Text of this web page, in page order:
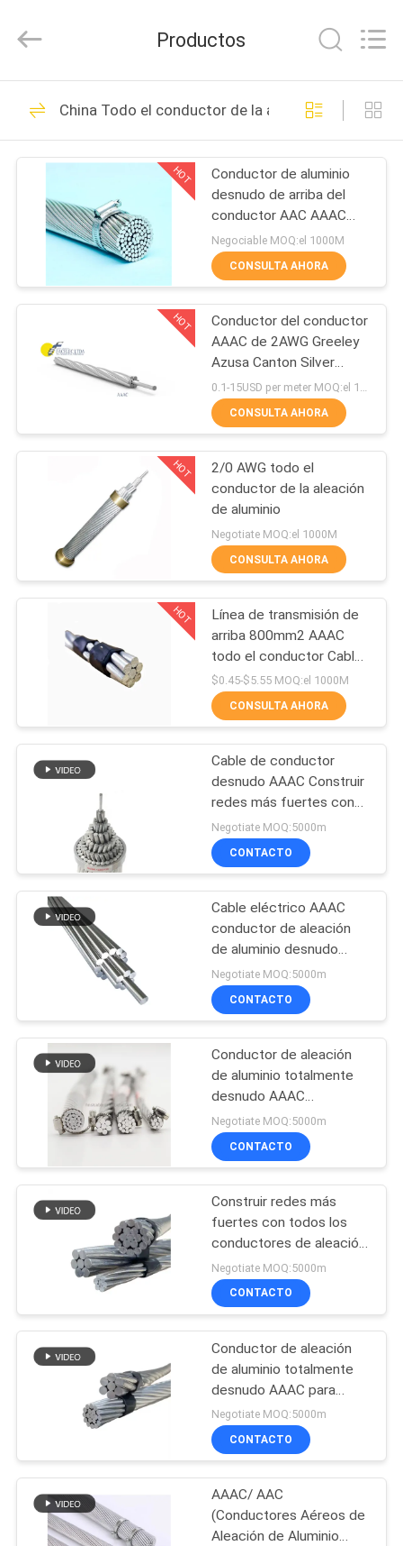
HOGAR
PRODUCTOS
SOBRE
NOSOTROS
VIAJE
FÁBRICA
CONTROL
CALIDAD
ÉNTRENOS
EN
CONTACTO
PIDA
MAPA
DEL
PRIVACY
POLICY
Cable
Rights
Conductor de
aluminio Cable
96
Conductor de
aluminio Acciaio
Rinforzata
129
Todo el conductor
de aluminio
74
Todo el conductor
de la aleación de
aluminio
Conductor de
AACSR
67
Conductor de ACAR
79
ACSR COMO
Cable liado antena
Productos
China Todo el conductor de la aleación de
HOT
Conductor de aluminio
desnudo de arriba del
conductor AAC AAAC
ACSR ACAR
Negociable MOQ:el 1000M
CONSULTA AHORA
HOT
Conductor del conductor
AAAC de 2AWG Greeley
Azusa Canton Silver
Aluminum Alloy
CONSULTA AHORA
HOT
2/0 AWG todo el
conductor de la aleación
de aluminio
Negotiate MOQ:el 1000M
CONSULTA AHORA
HOT
Línea de transmisión de
arriba 800mm2 AAAC
todo el conductor Cable
de la aleación de aluminio
$0.45-$5.55 MOQ:el 1000M
CONSULTA AHORA
Cable de conductor
desnudo AAAC Construir
redes más fuertes con
todos los conductores
de aleación de aluminio
Negotiate MOQ:5000m
CONTACTO
Cable eléctrico AAAC
conductor de aleación
de aluminio desnudo
25mm2 50mm2 70mm2
95mm2 120mm2
150mm2 240mm2
Negotiate MOQ:5000m
CONTACTO
Conductor de aleación
de aluminio totalmente
desnudo AAAC
Resistencia a la
corrosión superior y
resistencia ligera para
Negotiate MOQ:5000m
CONTACTO
Construir redes más
fuertes con todos los
conductores de aleación
de aluminio AAAC
25mm2 50mm2 95mm2
120mm2
Negotiate MOQ:5000m
CONTACTO
Conductor de aleación
de aluminio totalmente
desnudo AAAC para
entornos hostiles y vida
útil mejorada de la red
Negotiate MOQ:5000m
CONTACTO
AAAC/ AAC
(Conductores Aéreos de
Aleación de Aluminio